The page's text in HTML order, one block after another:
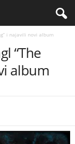
i najavili novi album
“The
album